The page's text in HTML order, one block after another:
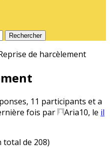
Rechercher
de harcèlement
11 participants et a
fois par
Aria10, le il
total de 208)